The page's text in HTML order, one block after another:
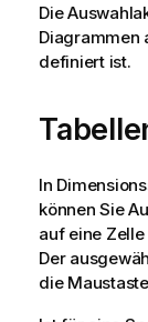
Die
Diagrammen
definiert ist.
In
können Sie
auf eine
Der
die